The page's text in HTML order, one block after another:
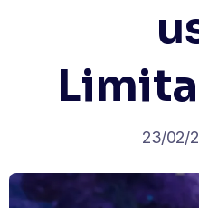
23/02/